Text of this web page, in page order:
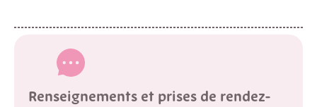
Renseignements et prises de rendez-